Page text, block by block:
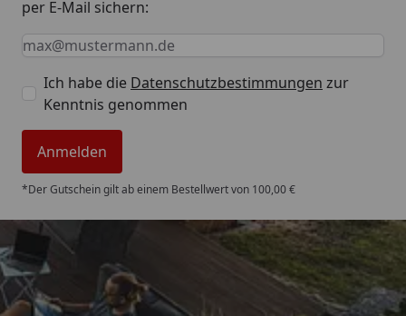
per E-Mail sichern:
Keine Eingabe erforderlich
Eingabe erforderlich
E-Mail *
Ich habe die Datenschutzbestimmungen zur
Kenntnis genommen
Anmelden
*Der Gutschein gilt ab einem Bestellwert von 100,00 €
Trusted Shops